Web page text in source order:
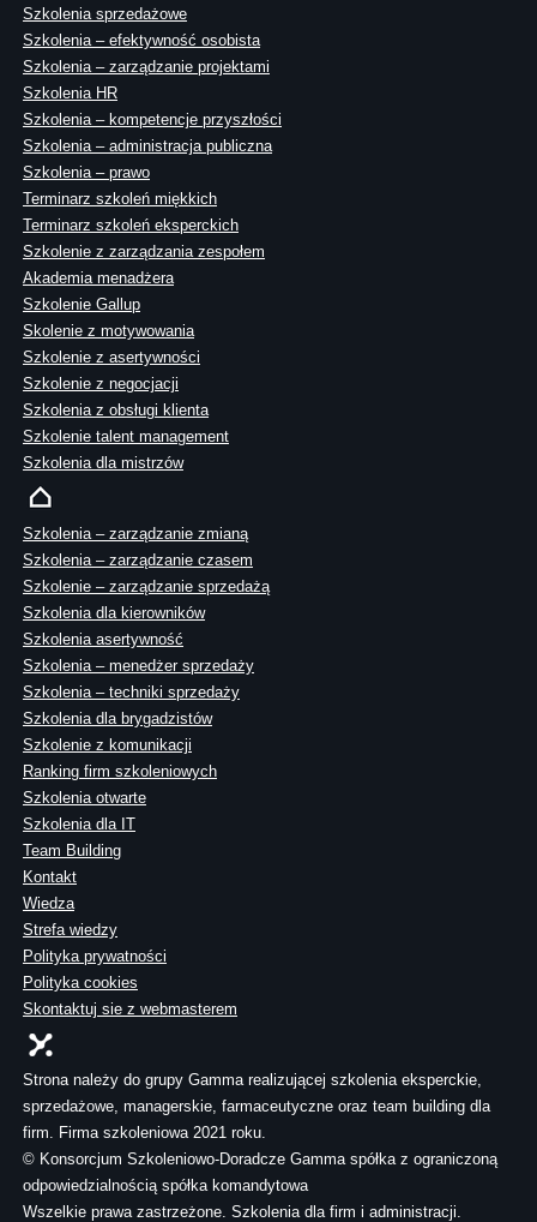
Szkolenia sprzedażowe
Szkolenia – efektywność osobista
Szkolenia – zarządzanie projektami
Szkolenia HR
Szkolenia – kompetencje przyszłości
Szkolenia – administracja publiczna
Szkolenia – prawo
Terminarz szkoleń miękkich
Terminarz szkoleń eksperckich
Szkolenie z zarządzania zespołem
Akademia menadżera
Szkolenie Gallup
Skolenie z motywowania
Szkolenie z asertywności
Szkolenie z negocjacji
Szkolenia z obsługi klienta
Szkolenie talent management
Szkolenia dla mistrzów
Szkolenia – zarządzanie zmianą
Szkolenia – zarządzanie czasem
Szkolenie – zarządzanie sprzedażą
Szkolenia dla kierowników
Szkolenia asertywność
Szkolenia – menedżer sprzedaży
Szkolenia – techniki sprzedaży
Szkolenia dla brygadzistów
Szkolenie z komunikacji
Ranking firm szkoleniowych
Szkolenia otwarte
Szkolenia dla IT
Team Building
Kontakt
Wiedza
Strefa wiedzy
Polityka prywatności
Polityka cookies
Skontaktuj sie z webmasterem
Strona należy do grupy Gamma realizującej szkolenia eksperckie,
sprzedażowe, managerskie, farmaceutyczne oraz team building dla
firm. Firma szkoleniowa 2021 roku.
© Konsorcjum Szkoleniowo-Doradcze Gamma spółka z ograniczoną
odpowiedzialnością spółka komandytowa
Wszelkie prawa zastrzeżone. Szkolenia dla firm i administracji.